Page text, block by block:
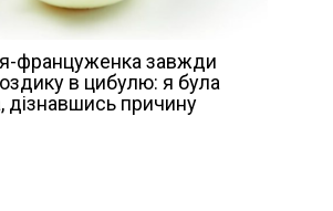
француженка завжди
в цибулю: я була
дізнавшись причину